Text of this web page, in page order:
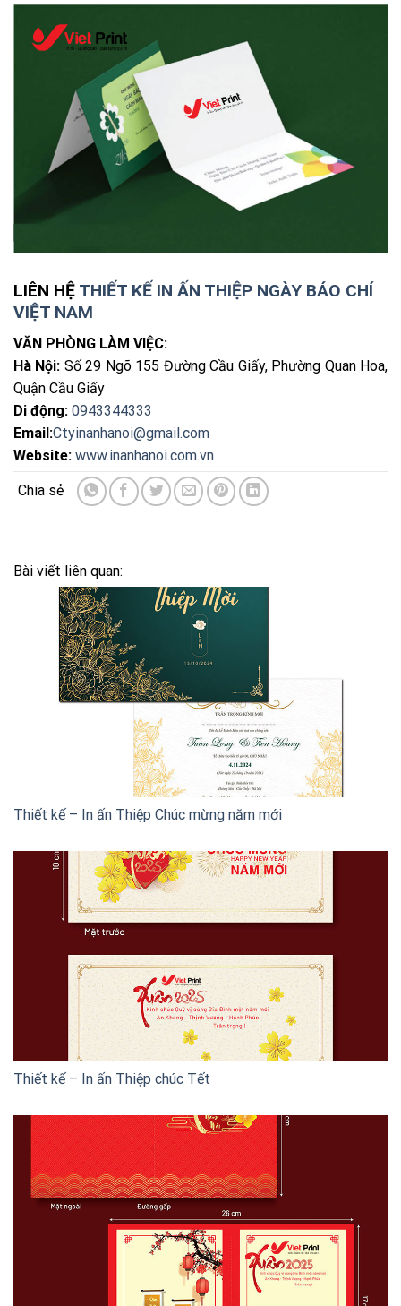
LIÊN HỆ THIẾT KẾ IN ẤN THIỆP NGÀY BÁO CHÍ
VIỆT NAM
VĂN PHÒNG LÀM VIỆC:
Hà Nội: Số 29 Ngõ 155 Đường Cầu Giấy, Phường Quan Hoa,
Quận Cầu Giấy
Di động: 0943344333
Email:Ctyinanhanoi@gmail.com
Website: www.inanhanoi.com.vn
Bài viết liên quan:
Thiết kế – In ấn Thiệp Chúc mừng năm mới
Thiết kế – In ấn Thiệp chúc Tết